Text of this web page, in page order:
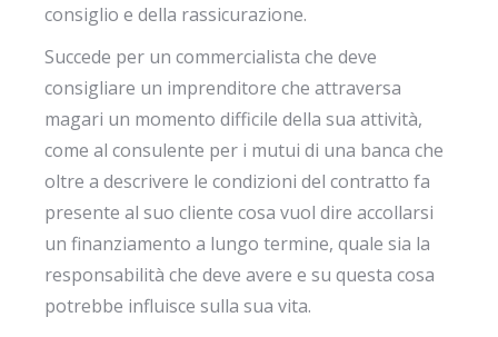
consiglio e della rassicurazione.
Succede per un commercialista che deve
consigliare un imprenditore che attraversa
magari un momento difficile della sua attività,
come al consulente per i mutui di una banca che
oltre a descrivere le condizioni del contratto fa
presente al suo cliente cosa vuol dire accollarsi
un finanziamento a lungo termine, quale sia la
responsabilità che deve avere e su questa cosa
potrebbe influisce sulla sua vita.